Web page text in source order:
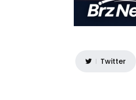
Twitter